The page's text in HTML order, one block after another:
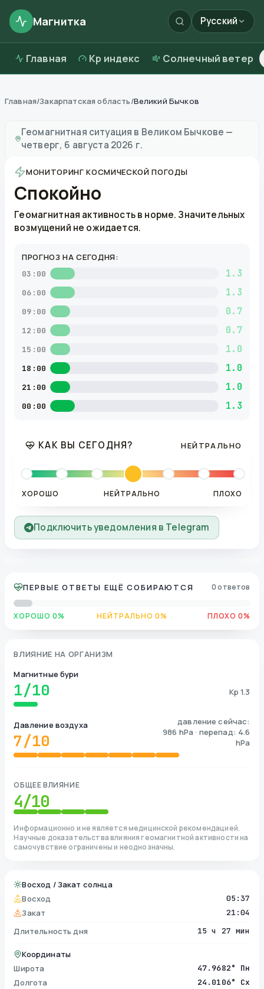
Магнитка Русский
Главная Kp индекс Солнечный ветер
Главная/Закарпатская область/Великий Бычков
Геомагнитная ситуация в Великом Бычкове —
четверг, 6 августа 2026 г.
МОНИТОРИНГ КОСМИЧЕСКОЙ ПОГОДЫ
Спокойно
Геомагнитная активность в норме. Значительных
возмущений не ожидается.
ПРОГНОЗ НА СЕГОДНЯ:
03:00 1.3
06:00 1.3
09:00 0.7
12:00 0.7
15:00 1.0
18:00 1.0
21:00 1.0
00:00 1.3
КАК ВЫ СЕГОДНЯ? НЕЙТРАЛЬНО
ХОРОШО НЕЙТРАЛЬНО ПЛОХО
Подключить уведомления в Telegram
ПЕРВЫЕ ОТВЕТЫ ЕЩЁ СОБИРАЮТСЯ 0 ответов
ХОРОШО 0% НЕЙТРАЛЬНО 0% ПЛОХО 0%
ВЛИЯНИЕ НА ОРГАНИЗМ
Магнитные бури
1/10 Kp 1.3
Давление воздуха
7/10
давление сейчас:
986 hPa · перепад: 4.6
hPa
ОБЩЕЕ ВЛИЯНИЕ
4/10
Информационно и не является медицинской рекомендацией.
Научные доказательства влияния геомагнитной активности на
самочувствие ограничены и неоднозначны.
Восход / Закат солнца
Восход
05:37
Закат 21:04
Длительность дня 15 ч 27 мин
Координаты
Широта
47.9682° Пн
Долгота 24.0106° Сх